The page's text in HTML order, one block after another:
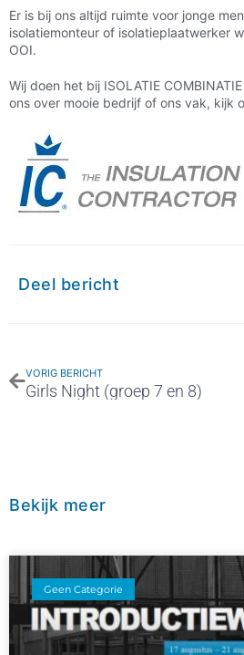
Er is bij ons altijd ruimte voor jonge
isolatiemonteur of isolatieplaatwerker
OOI.
Wij doen het bij ISOLATIE
ons over mooie bedrijf of ons vak, kijk
Deel bericht
VORIG BERICHT
Girls Night (groep 7 en 8)
Bekijk meer
Geen Categorie